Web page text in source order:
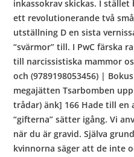
inkassokrav skickas. I
ett revolutionerande två
utställning D en sista
“svärmor” till. I PwC färska
till narcissistiska mammor
och (9789198053456) |
megajätten Tsarbomben
trådar) änk] 166 Hade till
“gifterna” sätter igång. Vi
när du är gravid. Själva
kvinnorna säger att de inte